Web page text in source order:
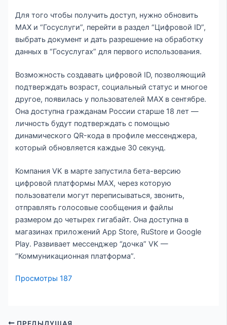
Для того чтобы получить доступ, нужно обновить
MAX и “Госуслуги”, перейти в раздел “Цифровой ID”,
выбрать документ и дать разрешение на обработку
данных в “Госуслугах” для первого использования.
Возможность создавать цифровой ID, позволяющий
подтверждать возраст, социальный статус и многое
другое, появилась у пользователей MAX в сентябре.
Она доступна гражданам России старше 18 лет —
личность будут подтверждать с помощью
динамического QR-кода в профиле мессенджера,
который обновляется каждые 30 секунд.
Компания VK в марте запустила бета-версию
цифровой платформы МAX, через которую
пользователи могут переписываться, звонить,
отправлять голосовые сообщения и файлы
размером до четырех гигабайт. Она доступна в
магазинах приложений App Store, RuStore и Google
Play. Развивает мессенджер “дочка” VK —
“Коммуникационная платформа”.
Просмотры 187
ПРЕДЫДУЩАЯ